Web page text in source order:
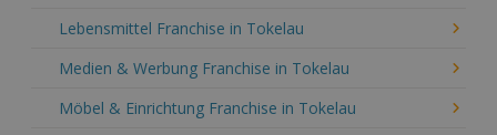
Lebensmittel Franchise in Tokelau
Medien & Werbung Franchise in Tokelau
Möbel & Einrichtung Franchise in Tokelau